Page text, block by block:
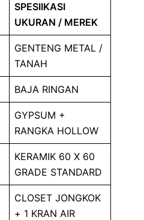
SPESIIKASI
UKURAN / MEREK
GENTENG METAL /
TANAH
BAJA RINGAN
GYPSUM +
RANGKA HOLLOW
KERAMIK 60 X 60
GRADE STANDARD
CLOSET JONGKOK
+ 1 KRAN AIR